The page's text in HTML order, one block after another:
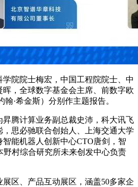
院院士梅宏，中国工程院院士、中
晖，全球数字基金会主席、前数字欧
翰·希金斯）分别作主题报告。
腾计算业务副总裁史沛，科大讯飞
思必驰联合创始人、上海交通大学
能机器人创新中心CTO唐剑，智
村综合研究所未来创发中心负责
区、产品互动展区，涵盖50多家企